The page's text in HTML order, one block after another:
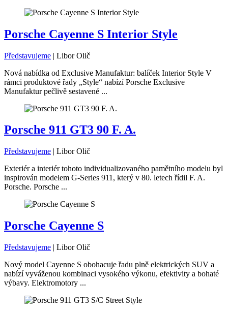
Porsche Cayenne S Interior Style
Představujeme | Libor Olič
Nová nabídka od Exclusive Manufaktur: balíček Interior Style V
rámci produktové řady „Style“ nabízí Porsche Exclusive
Manufaktur pečlivě sestavené ...
Porsche 911 GT3 90 F. A.
Představujeme | Libor Olič
Exteriér a interiér tohoto individualizovaného pamětního modelu byl
inspirován modelem G-Series 911, který v 80. letech řídil F. A.
Porsche. Porsche ...
Porsche Cayenne S
Představujeme | Libor Olič
Nový model Cayenne S obohacuje řadu plně elektrických SUV a
nabízí vyváženou kombinaci vysokého výkonu, efektivity a bohaté
výbavy. Elektromotory ...